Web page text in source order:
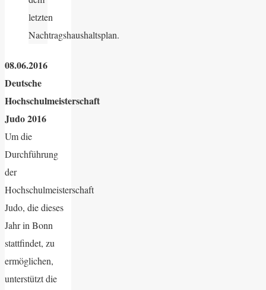
letzten
Nachtragshaushaltsplan.
08.06.2016
Deutsche
Hochschulmeisterschaft
Judo 2016
Um die
Durchführung
der
Hochschulmeisterschaft
Judo, die dieses
Jahr in Bonn
stattfindet, zu
ermöglichen,
unterstützt die